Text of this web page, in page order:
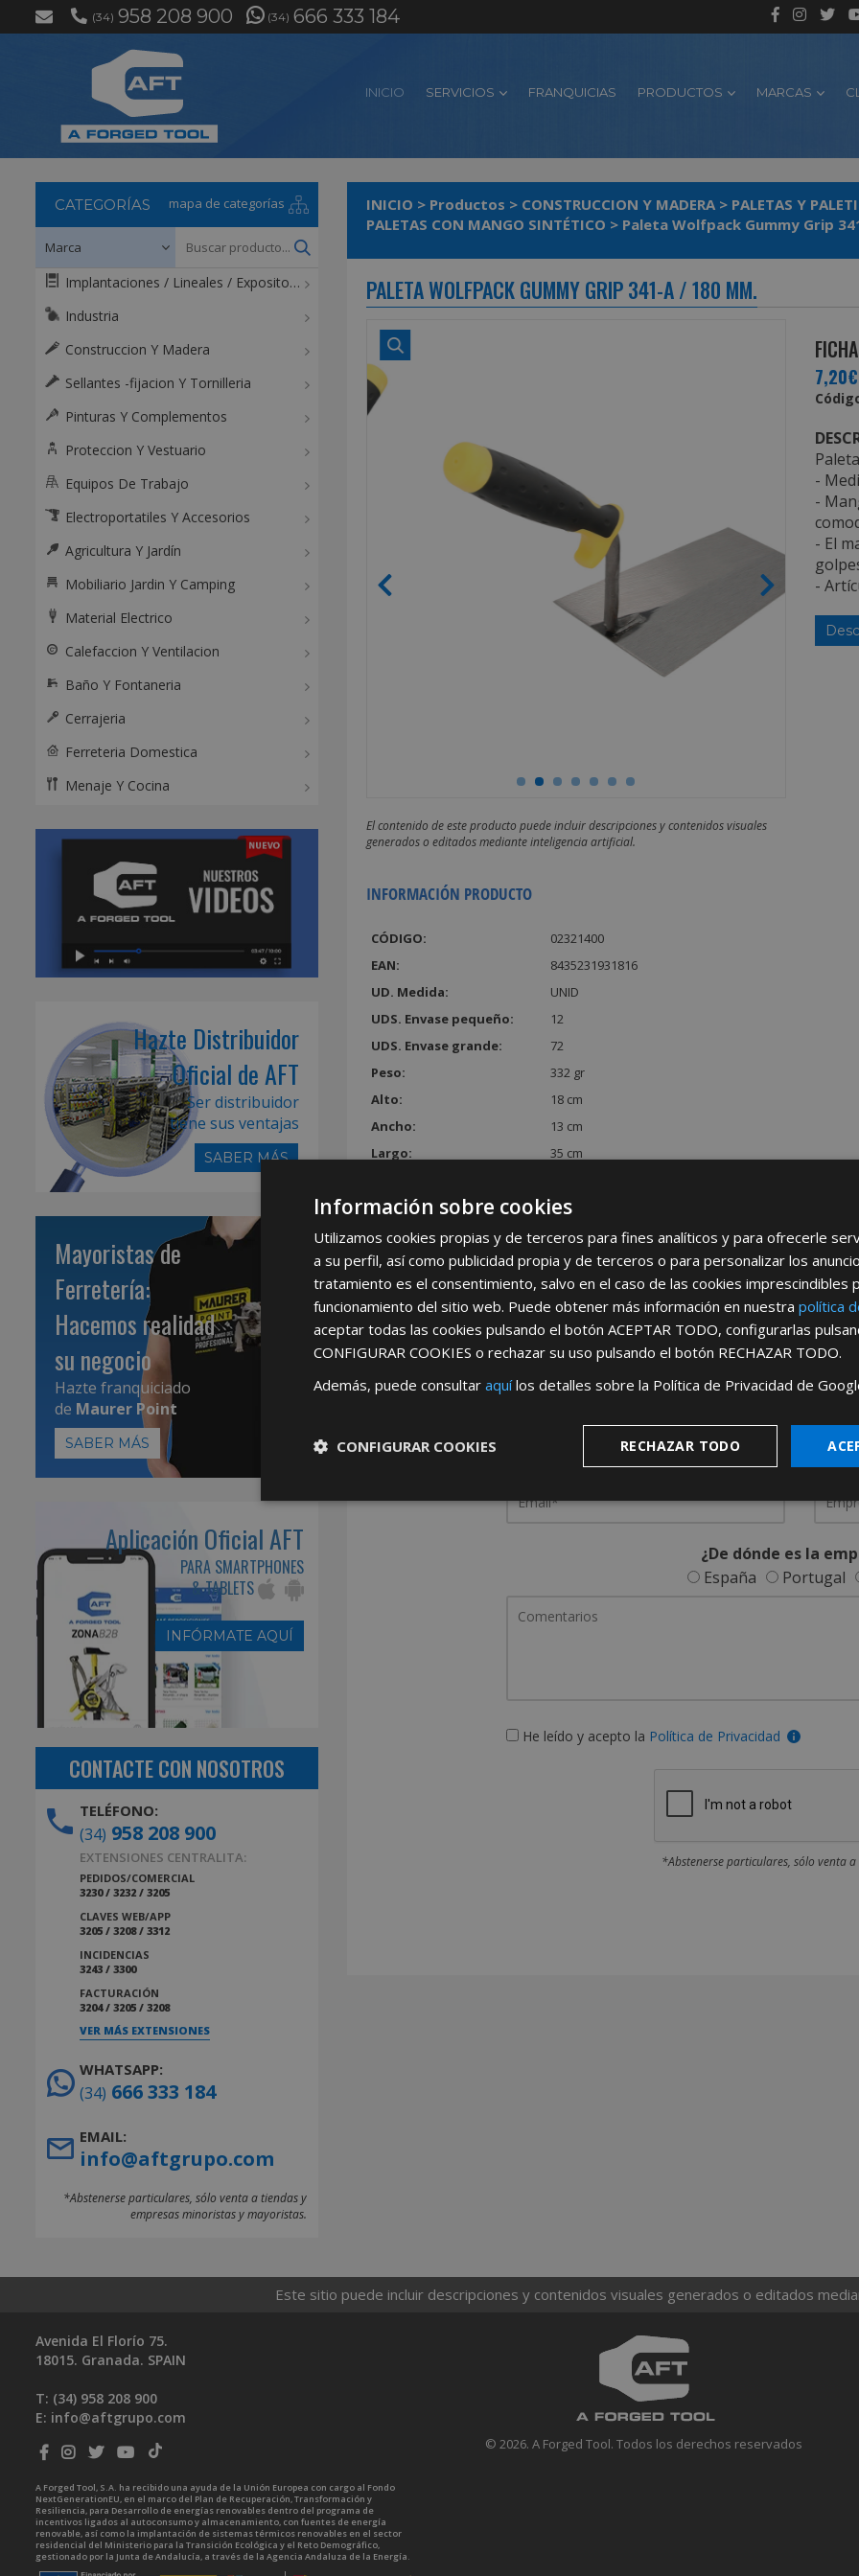
(34) 958 208 900 (34) 666 333 184
INICIO SERVICIOS FRANQUICIAS PRODUCTOS MARCAS
INICIO > Productos > CONSTRUCCION Y MADERA > PALETAS Y
PALETAS CON MANGO SINTÉTICO > Paleta Wolfpack Gummy Grip
PALETA WOLFPACK GUMMY GRIP 341-A / 180 MM.
El contenido de este producto puede incluir descripciones y contenidos visuales
generados o editados mediante inteligencia artificial.
INFORMACIÓN PRODUCTO
CÓDIGO:
02321400
EAN:
8435231931816
UD. Medida:
UNID
UDS. Envase pequeño:
12
UDS. Envase grande:
72
Peso:
332 gr
Alto:
18 cm
Ancho:
13 cm
Largo:
35 cm
7,20€
-
-
- El
-
REGÍSTRATE PARA HACERTE
Desdeaquípodrá ver todas las
Rellene este formulario y nos pondremos en contacto
¿De dónde es la
España
Portugal
He leído y acepto la Política de Privacidad
*Abstenerse particulares, sólo venta
CATEGORÍAS mapa de categorías
Implantaciones / Lineales / Expositores / Mostradores
Industria
Construccion Y Madera
Sellantes -fijacion Y Tornilleria
Pinturas Y Complementos
Proteccion Y Vestuario
Equipos De Trabajo
Electroportatiles Y Accesorios
Agricultura Y Jardín
Mobiliario Jardin Y Camping
Material Electrico
Calefaccion Y Ventilacion
Baño Y Fontaneria
Cerrajeria
Ferreteria Domestica
Menaje Y Cocina
Hazte Distribuidor
Oficial de AFT
Ser distribuidor
tiene sus ventajas
SABER MÁS
Mayoristas de
Ferretería:
Hacemos realidad
su negocio
Hazte franquiciado
de Maurer Point
SABER MÁS
Aplicación Oficial AFT
PARA SMARTPHONES
& TABLETS
INFÓRMATE AQUÍ
CONTACTE CON NOSOTROS
TELÉFONO:
(34) 958 208 900
EXTENSIONES CENTRALITA:
PEDIDOS/COMERCIAL
3230 / 3232 / 3205
CLAVES WEB/APP
3205 / 3208 / 3312
INCIDENCIAS
3243 / 3300
FACTURACIÓN
3204 / 3205 / 3208
VER MÁS EXTENSIONES
WHATSAPP:
(34) 666 333 184
EMAIL:
info@aftgrupo.com
*Abstenerse particulares, sólo venta a tiendas y
empresas minoristas y mayoristas.
Este sitio puede incluir descripciones y contenidos visuales generados o editados
© 2026. A Forged Tool. Todos los derechos reservados
Avenida El Florío 75.
18015. Granada. SPAIN
T: (34) 958 208 900
E: info@aftgrupo.com
A Forged Tool, S.A. ha recibido una ayuda de la Unión Europea con cargo al Fondo
NextGenerationEU, en el marco del Plan de Recuperación, Transformación y
Resiliencia, para Desarrollo de energías renovables dentro del programa de
incentivos ligados al autoconsumo y almacenamiento, con fuentes de energía
renovable, así como la implantación de sistemas térmicos renovables en el sector
residencial del Ministerio para la Transición Ecológica y el Reto Demográfico,
gestionado por la Junta de Andalucía, a través de la Agencia Andaluza de la Energía.
Información sobre cookies
Utilizamos cookies propias y de terceros para fines analíticos y para ofrecerle
a su perfil, así como publicidad propia y de terceros o para personalizar los
tratamiento es el consentimiento, salvo en el caso de las cookies imprescindibles
funcionamiento del sitio web. Puede obtener más información en nuestra política
aceptar todas las cookies pulsando el botón ACEPTAR TODO, configurarlas
CONFIGURAR COOKIES o rechazar su uso pulsando el botón RECHAZAR TODO.
Además, puede consultar aquílos detalles sobre la Política de Privacidad de
RECHAZAR TODO
CONFIGURAR COOKIES